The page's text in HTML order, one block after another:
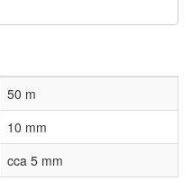
50 m
10 mm
cca 5 mm